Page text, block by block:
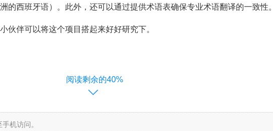
的西班牙语）。此外，还可以通过提供术语表确保专业术语翻译的一致性。
伙伴可以将这个项目搭起来好好研究下。
阅读剩余的40%
机访问。